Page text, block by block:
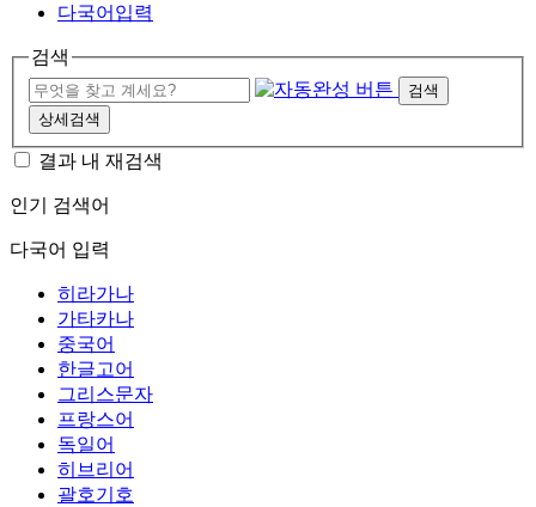
다국어입력
검색
검색
상세검색
결과 내 재검색
인기 검색어
다국어 입력
히라가나
가타카나
중국어
한글고어
그리스문자
프랑스어
독일어
히브리어
괄호기호